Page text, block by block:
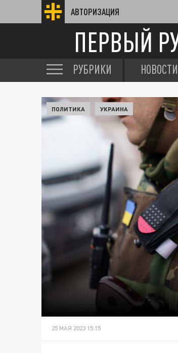
АВТОРИЗАЦИЯ
ПЕРВЫЙ
РУБРИКИ НОВОСТИ
ПОЛИТИКА УКРАИНА
25 МАЯ 2023 15:15